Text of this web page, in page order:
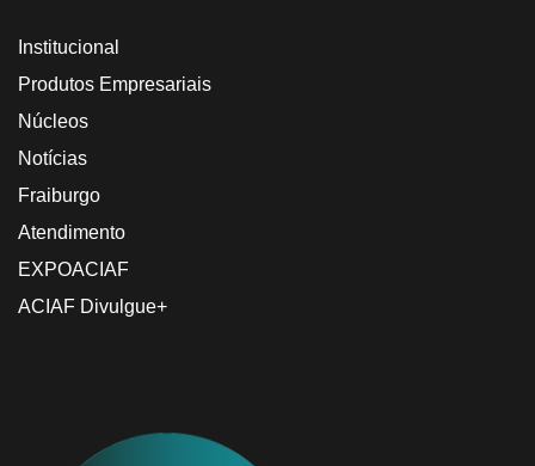
Institucional
Produtos Empresariais
Núcleos
Notícias
Fraiburgo
Atendimento
EXPOACIAF
ACIAF Divulgue+